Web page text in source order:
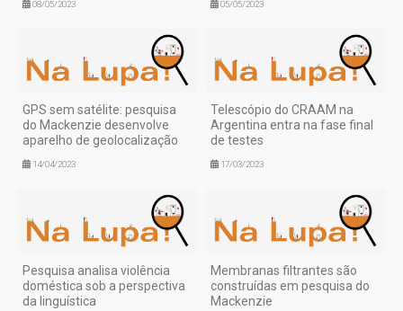
08/05/2023 05/05/2023
GPS sem satélite: pesquisa
do Mackenzie desenvolve
aparelho de geolocalização
14/04/2023
Telescópio do CRAAM na
Argentina entra na fase final
de testes
17/03/2023
Pesquisa analisa violência
doméstica sob a perspectiva
da linguística
Membranas filtrantes são
construídas em pesquisa do
Mackenzie